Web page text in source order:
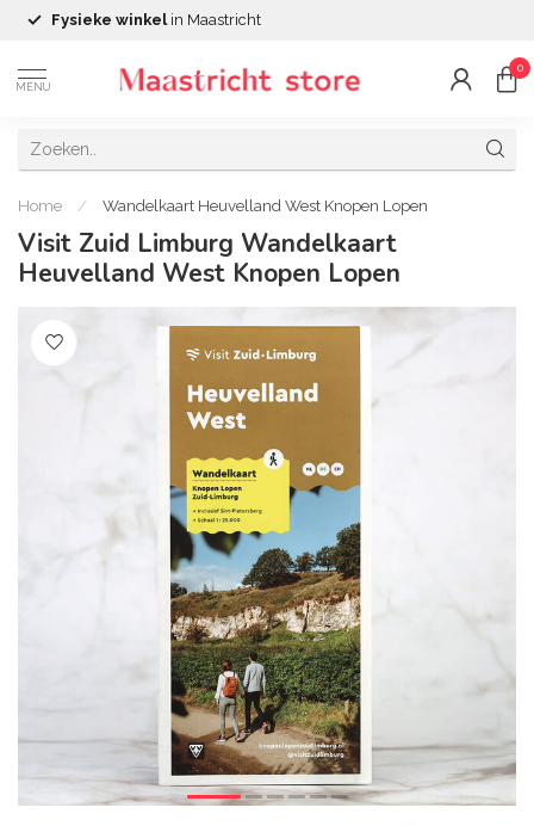
Fysieke winkel in Maastricht
MENU
0
Home / Wandelkaart Heuvelland West Knopen Lopen
Visit Zuid Limburg Wandelkaart
Heuvelland West Knopen Lopen